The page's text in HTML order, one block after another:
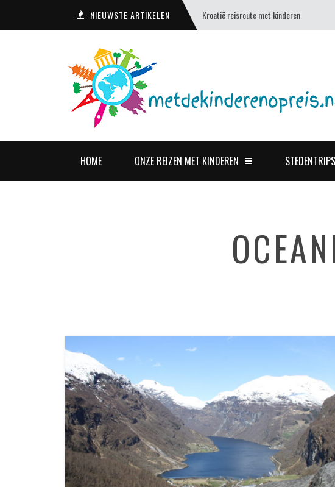
NIEUWSTE ARTIKELEN Kroatië reisroute met kinderen
HOME ONZE REIZEN MET KINDEREN